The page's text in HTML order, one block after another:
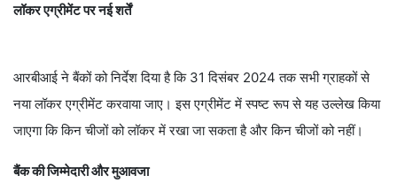
लॉकर एग्रीमेंट पर नई शर्तें
आरबीआई ने बैंकों को निर्देश दिया है कि 31 दिसंबर 2024 तक सभी ग्राहकों से
नया लॉकर एग्रीमेंट करवाया जाए। इस एग्रीमेंट में स्पष्ट रूप से यह उल्लेख किया
जाएगा कि किन चीजों को लॉकर में रखा जा सकता है और किन चीजों को नहीं।
बैंक की जिम्मेदारी और मुआवजा